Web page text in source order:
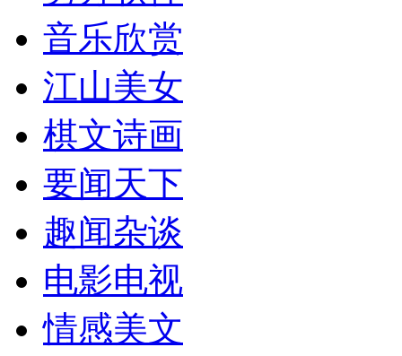
音乐欣赏
江山美女
棋文诗画
要闻天下
趣闻杂谈
电影电视
情感美文